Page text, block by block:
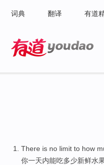
词典 翻译 有道
There is no limit to how
你一天内能吃多少新鲜水